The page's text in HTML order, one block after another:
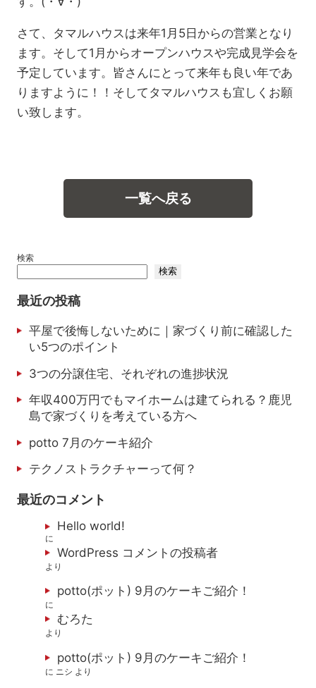
さて、タマルハウスは来年1月5日からの営業となり
ます。そして1月からオープンハウスや完成見学会を
予定しています。皆さんにとって来年も良い年であ
りますように！！そしてタマルハウスも宜しくお願
い致します。
一覧へ戻る
検索
検索
最近の投稿
平屋で後悔しないために｜家づくり前に確認した
い5つのポイント
3つの分譲住宅、それぞれの進捗状況
年収400万円でもマイホームは建てられる？鹿児
島で家づくりを考えている方へ
potto 7月のケーキ紹介
テクノストラクチャーって何？
最近のコメント
Hello world!
に
WordPress コメントの投稿者
より
potto(ポット) 9月のケーキご紹介！
に
むろた
より
potto(ポット) 9月のケーキご紹介！
に ニシ より